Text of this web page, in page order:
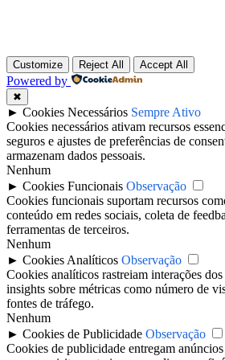
Customize Reject All Accept All
Powered by
✖
► Cookies Necessários Sempre Ativo
Cookies necessários ativam recursos
seguros e ajustes de preferências de
armazenam dados pessoais.
Nenhum
► Cookies Funcionais Observação
Cookies funcionais suportam recursos
conteúdo em redes sociais, coleta de
ferramentas de terceiros.
Nenhum
► Cookies Analíticos Observação
Cookies analíticos rastreiam interações
insights sobre métricas como número de
fontes de tráfego.
Nenhum
► Cookies de Publicidade Observação
Cookies de publicidade entregam